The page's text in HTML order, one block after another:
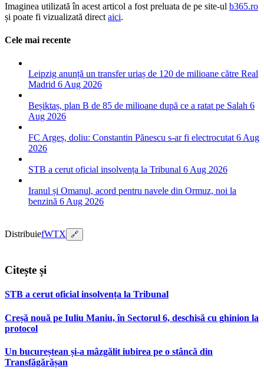
Imaginea utilizată în acest articol a fost preluata de pe site-ul b365.ro
și poate fi vizualizată direct aici.
Cele mai recente
Leipzig anunță un transfer uriaș de 120 de milioane către Real
Madrid 6 Aug 2026
Beșiktaș, plan B de 85 de milioane după ce a ratat pe Salah 6
Aug 2026
FC Argeș, doliu: Constantin Pănescu s-ar fi electrocutat 6 Aug
2026
STB a cerut oficial insolvența la Tribunal 6 Aug 2026
Iranul și Omanul, acord pentru navele din Ormuz, noi la
benzină 6 Aug 2026
DistribuiefWTX 🔗
Citește și
STB a cerut oficial insolvența la Tribunal
Creșă nouă pe Iuliu Maniu, în Sectorul 6, deschisă cu ghinion la
protocol
Un bucureștean și-a mâzgălit iubirea pe o stâncă din
Transfăgărășan